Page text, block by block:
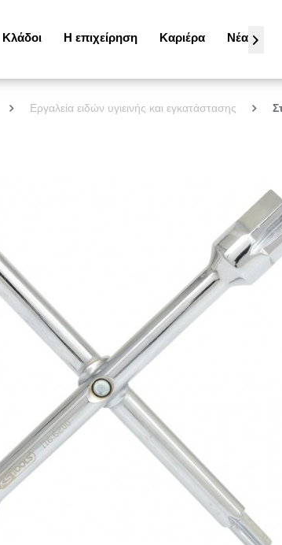
Κλάδοι Η επιχείρηση Καριέρα Νέα 
Εργαλεία ειδών υγιεινής και εγκατάστασης